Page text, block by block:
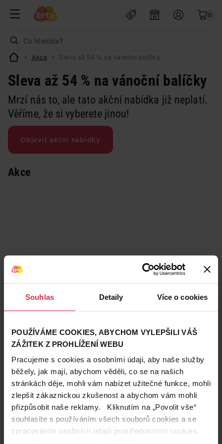
Souhlas Detaily Více o cookies
POUŽÍVÁME COOKIES, ABYCHOM VYLEPŠILI VÁŠ
ZÁŽITEK Z PROHLÍŽENÍ WEBU
Pracujeme s cookies a osobními údaji, aby naše služby
běžely, jak mají, abychom věděli, co se na našich
stránkách děje, mohli vám nabízet užitečné funkce, mohli
zlepšit zákaznickou zkušenost a abychom vám mohli
přizpůsobit naše reklamy. Kliknutím na „Povolit vše“
souhlasíte s používáním všech souborů cookies a se
zpracováním osobních údajů prostřednictvím cookies.
0
Akce Sleva až 54 % na vánoční balíčky
Sleva až 54 % na vánoční balíčky
Mrzí nás to, ale tato akční nabídka již neplatí.
Věříme, že si vyberete jinou!
Objevit akční nabídky
Akce
Teta prodejny a služby